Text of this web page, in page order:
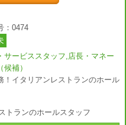
：0474
サービススタッフ,店長・マネー
候補）
！イタリアンレストランのホール
トランのホールスタッフ